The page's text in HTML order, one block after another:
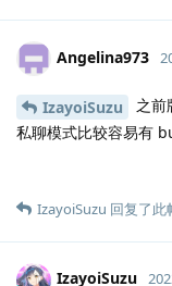
Angelina973
IzayoiSuzu
之前
私聊模式比较容易有
IzayoiSuzu 回复了此
IzayoiSuzu